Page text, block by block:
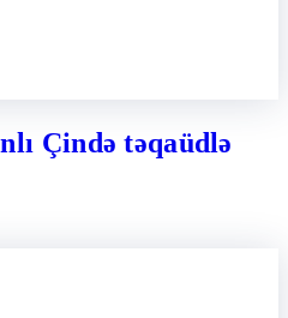
Çində təqaüdlə